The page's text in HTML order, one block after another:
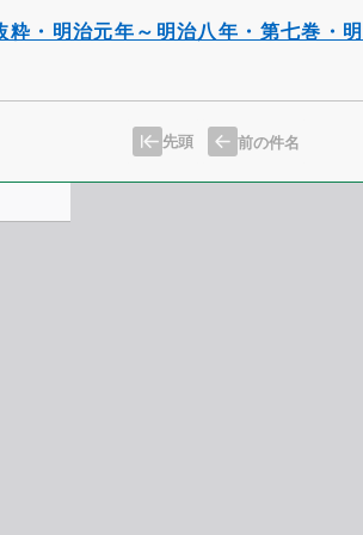
・明治元年～明治八年・第七巻・
先頭 前の件名